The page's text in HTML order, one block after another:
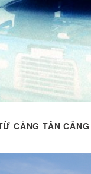
CẢNG TÂN